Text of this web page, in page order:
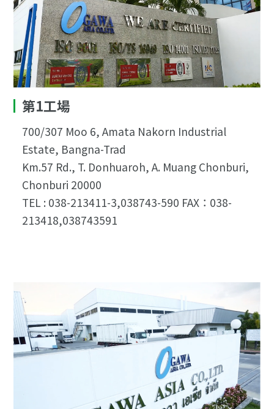
第1工場
700/307 Moo 6, Amata Nakorn Industrial
Estate, Bangna-Trad
Km.57 Rd., T. Donhuaroh, A. Muang Chonburi,
Chonburi 20000
TEL : 038-213411-3,038743-590 FAX：038-
213418,038743591